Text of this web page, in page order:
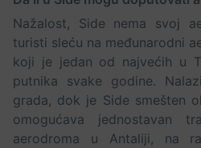
Nažalost, Side nema svoj
turisti sleću na međunarodni
koji je jedan od najvećih u
putnika svake godine.
grada, dok je Side smešten
omogućava jednostavan
aerodroma u Antaliji, na